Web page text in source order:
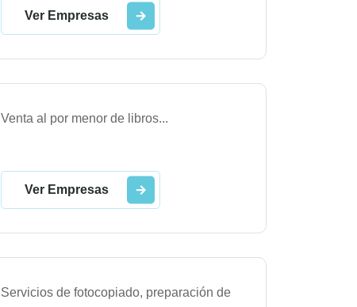
Ver Empresas
Venta al por menor de libros...
Ver Empresas
Servicios de fotocopiado, preparación de